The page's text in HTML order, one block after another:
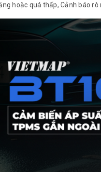
hoặc quá thấp, Cảnh báo